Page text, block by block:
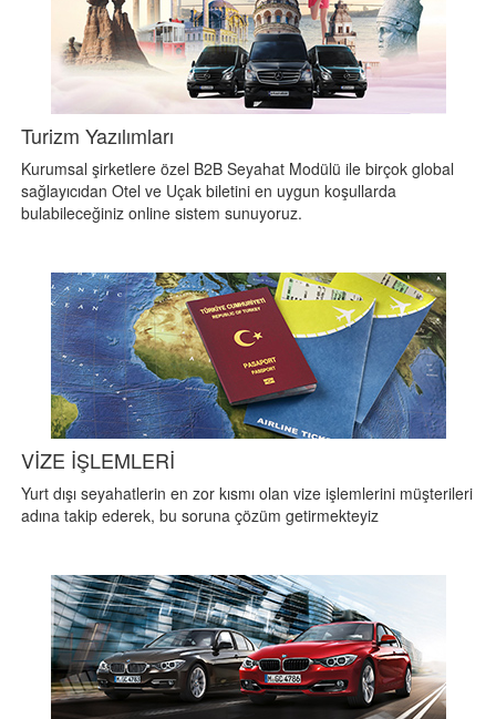
Turizm Yazılımları
Kurumsal şirketlere özel B2B Seyahat Modülü ile birçok global
sağlayıcıdan Otel ve Uçak biletini en uygun koşullarda
bulabileceğiniz online sistem sunuyoruz.
VİZE İŞLEMLERİ
Yurt dışı seyahatlerin en zor kısmı olan vize işlemlerini müşterileri
adına takip ederek, bu soruna çözüm getirmekteyiz